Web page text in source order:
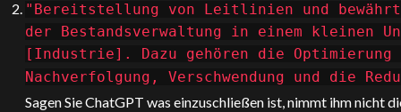
"Bereitstellung von Leitlinien und
der Bestandsverwaltung in einem kleinen
[Industrie]. Dazu gehören die Optimierung
Nachverfolgung, Verschwendung und die
Sagen SieChatGPT was einzuschließen ist, nimmt ihm nicht